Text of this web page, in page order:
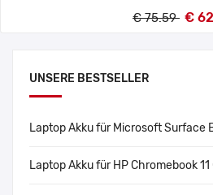
UNSERE BESTSELLER
Laptop Akku für Microsoft Surface
Laptop Akku für HP Chromebook 11
€ 75.59 €